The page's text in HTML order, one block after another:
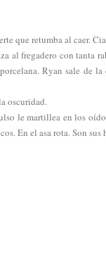
que retumba al caer.
al fregadero con tanta
Ryan sale de
oscuridad.
le martillea en los
En el asa rota. Son sus